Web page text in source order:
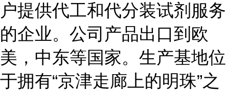
户提供代工和代分装试剂服务
的企业。公司产品出口到欧
美，中东等国家。生产基地位
于拥有“京津走廊上的明珠”之